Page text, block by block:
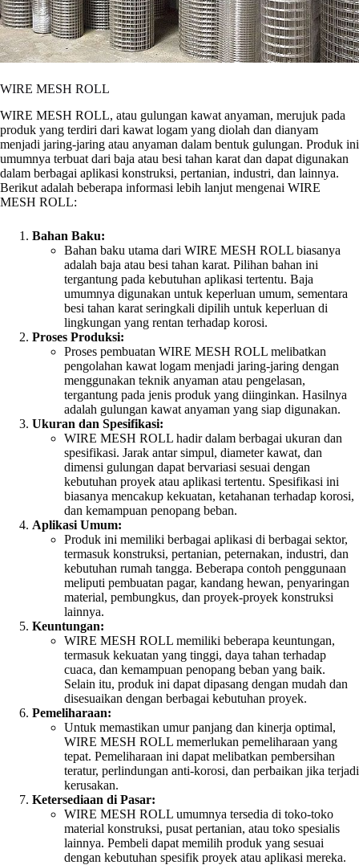
WIRE MESH ROLL
WIRE MESH ROLL, atau gulungan kawat anyaman, merujuk pada
produk yang terdiri dari kawat logam yang diolah dan dianyam
menjadi jaring-jaring atau anyaman dalam bentuk gulungan. Produk ini
umumnya terbuat dari baja atau besi tahan karat dan dapat digunakan
dalam berbagai aplikasi konstruksi, pertanian, industri, dan lainnya.
Berikut adalah beberapa informasi lebih lanjut mengenai WIRE
MESH ROLL:
Bahan Baku:
Bahan baku utama dari WIRE MESH ROLL biasanya
adalah baja atau besi tahan karat. Pilihan bahan ini
tergantung pada kebutuhan aplikasi tertentu. Baja
umumnya digunakan untuk keperluan umum, sementara
besi tahan karat seringkali dipilih untuk keperluan di
lingkungan yang rentan terhadap korosi.
Proses Produksi:
Proses pembuatan WIRE MESH ROLL melibatkan
pengolahan kawat logam menjadi jaring-jaring dengan
menggunakan teknik anyaman atau pengelasan,
tergantung pada jenis produk yang diinginkan. Hasilnya
adalah gulungan kawat anyaman yang siap digunakan.
Ukuran dan Spesifikasi:
WIRE MESH ROLL hadir dalam berbagai ukuran dan
spesifikasi. Jarak antar simpul, diameter kawat, dan
dimensi gulungan dapat bervariasi sesuai dengan
kebutuhan proyek atau aplikasi tertentu. Spesifikasi ini
biasanya mencakup kekuatan, ketahanan terhadap korosi,
dan kemampuan penopang beban.
Aplikasi Umum:
Produk ini memiliki berbagai aplikasi di berbagai sektor,
termasuk konstruksi, pertanian, peternakan, industri, dan
kebutuhan rumah tangga. Beberapa contoh penggunaan
meliputi pembuatan pagar, kandang hewan, penyaringan
material, pembungkus, dan proyek-proyek konstruksi
lainnya.
Keuntungan:
WIRE MESH ROLL memiliki beberapa keuntungan,
termasuk kekuatan yang tinggi, daya tahan terhadap
cuaca, dan kemampuan penopang beban yang baik.
Selain itu, produk ini dapat dipasang dengan mudah dan
disesuaikan dengan berbagai kebutuhan proyek.
Pemeliharaan:
Untuk memastikan umur panjang dan kinerja optimal,
WIRE MESH ROLL memerlukan pemeliharaan yang
tepat. Pemeliharaan ini dapat melibatkan pembersihan
teratur, perlindungan anti-korosi, dan perbaikan jika terjadi
kerusakan.
Ketersediaan di Pasar:
WIRE MESH ROLL umumnya tersedia di toko-toko
material konstruksi, pusat pertanian, atau toko spesialis
lainnya. Pembeli dapat memilih produk yang sesuai
dengan kebutuhan spesifik proyek atau aplikasi mereka.